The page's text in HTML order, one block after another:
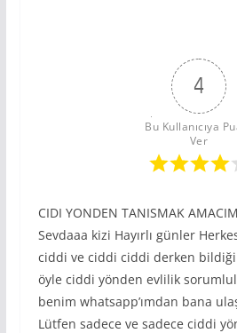
4
Bu Kullanıcıya
Ver
CIDI YONDEN TANISMAK
Sevdaaa kizi Hayırlı günler
ciddi ve ciddi ciddi derken
öyle ciddi yönden evlilik
benim whatsapp’ımdan bana
Lütfen sadece ve sadece ciddi